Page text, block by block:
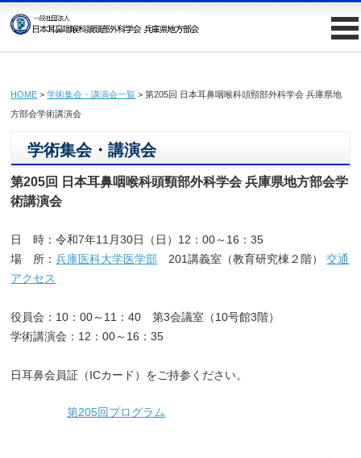
HOME >学術集会・講演会一覧 > 第205回 日本耳鼻咽喉科頭頸部外科学会 兵庫県地
方部会学術講演会
学術集会・講演会
第205回 日本耳鼻咽喉科頭頸部外科学会 兵庫県地方部会学
術講演会
日 時：令和7年11月30日（日）12：00～16：35
場 所：兵庫医科大学医学部 201講義室（教育研究棟２階）交通
アクセス
役員会：10：00～11：40 第3会議室（10号館3階）
学術講演会：12：00～16：35
日耳鼻会員証（ICカード）をご持参ください。
第205回プログラム